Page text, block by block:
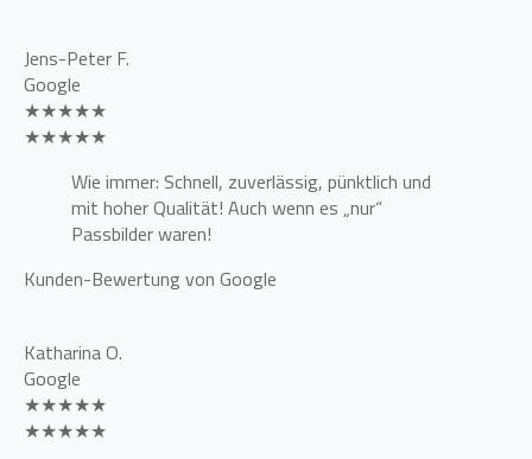
Jens-Peter F.
Google
★★★★★
★★★★★
Wie immer: Schnell, zuverlässig, pünktlich und
mit hoher Qualität! Auch wenn es „nur“
Passbilder waren!
Kunden-Bewertung von Google
Katharina O.
Google
★★★★★
★★★★★